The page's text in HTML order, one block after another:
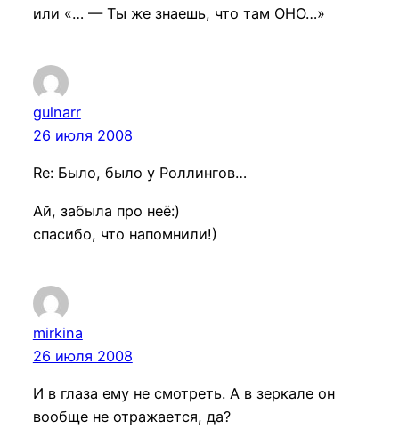
или «… — Ты же знаешь, что там ОНО…»
gulnarr
26 июля 2008
Re: Было, было у Роллингов…
Ай, забыла про неё:)
спасибо, что напомнили!)
mirkina
26 июля 2008
И в глаза ему не смотреть. А в зеркале он
вообще не отражается, да?